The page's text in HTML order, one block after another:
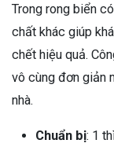
Trong rong biển
chất khác giúp
chết hiệu quả.
vô cùng đơn giản
nhà.
Chuẩn bị: 1